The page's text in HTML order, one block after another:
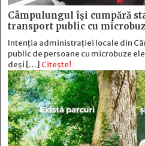
Câmpulungul îşi cumpără
transport public cu
Intenția administrației locale din
public de persoane cu microbuze
deși […] Citește!